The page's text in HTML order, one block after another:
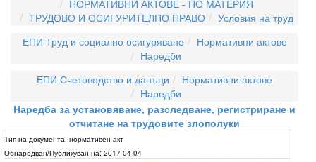
НОРМАТИВНИ АКТОВЕ - ПО МАТЕРИЯ
ТРУДОВО И ОСИГУРИТЕЛНО ПРАВО
Условия на труд
ЕПИ Труд и социално осигуряване
Нормативни актове
Наредби
ЕПИ Счетоводство и данъци
Нормативни актове
Наредби
Наредба за установяване, разследване, регистриране и
отчитане на трудовите злополуки
Тип на документа: нормативен акт
Обнародван/Публикуван на: 2017-04-04